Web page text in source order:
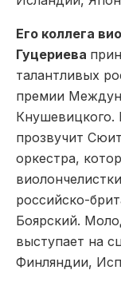
Его коллега
Гуцериева
талантливых
премии
Кнушевицкого.
прозвучит
оркестра,
российско-
Боярский.
выступает на
Финляндии,